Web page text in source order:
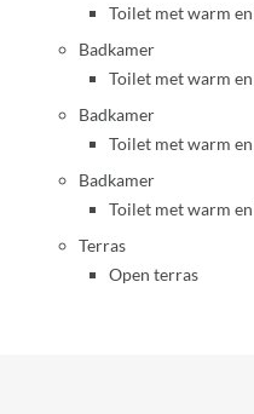
Toilet met warm
Badkamer
Toilet met warm
Badkamer
Toilet met warm
Badkamer
Toilet met warm
Terras
Open terras